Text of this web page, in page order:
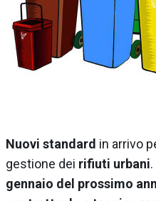
Nuovi standard in arrivo
gestione dei rifiuti urbani
gennaio del prossimo